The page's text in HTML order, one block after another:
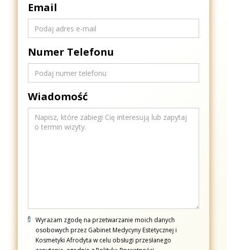
Email
Numer Telefonu
Wiadomość
Wyrażam zgodę na przetwarzanie moich danych
osobowych przez Gabinet Medycyny Estetycznej i
Kosmetyki Afrodyta w celu obsługi przesłanego